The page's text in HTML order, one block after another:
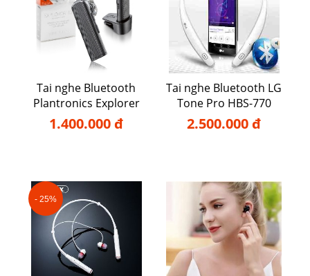
Tai nghe Bluetooth
Plantronics Explorer
110
1.400.000 đ
Tai nghe Bluetooth LG
Tone Pro HBS-770
2.500.000 đ
- 25%